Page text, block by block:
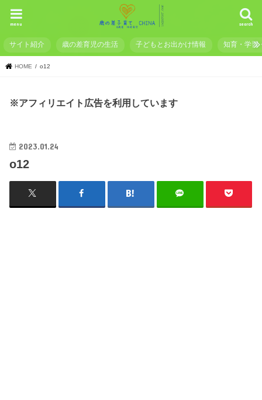
search
menu
サイト紹介 歳の差育児の生活 子どもとお出かけ情報 知育・学習
HOME o12
※アフィリエイト広告を利用しています
2023.01.24
o12